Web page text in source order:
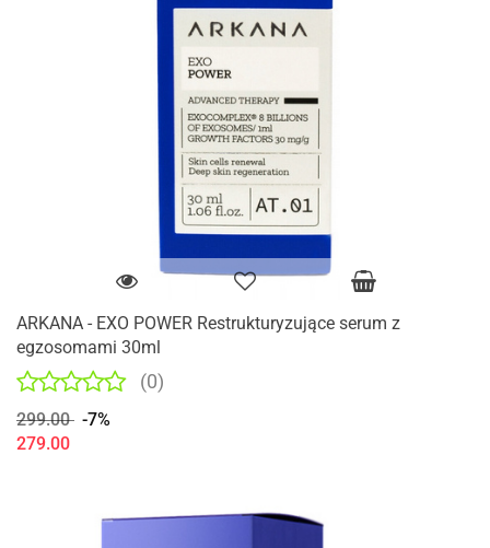
ARKANA - EXO POWER Restrukturyzujące serum z
egzosomami 30ml
(0)
299.00 -7%
279.00